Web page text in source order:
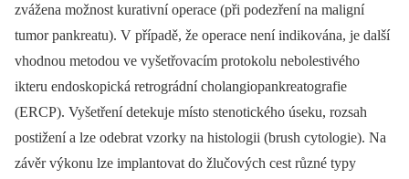
zvážena možnost kurativní operace (při podezření na maligní
tumor pankreatu). V případě, že operace není indikována, je další
vhodnou metodou ve vyšetřovacím protokolu nebolestivého
ikteru endoskopická retrográdní cholangiopankreatografie
(ERCP). Vyšetření detekuje místo stenotického úseku, rozsah
postižení a lze odebrat vzorky na histologii (brush cytologie). Na
závěr výkonu lze implantovat do žlučových cest různé typy